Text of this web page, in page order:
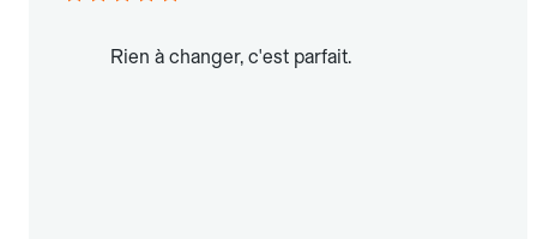
Rien à changer, c'est parfait.